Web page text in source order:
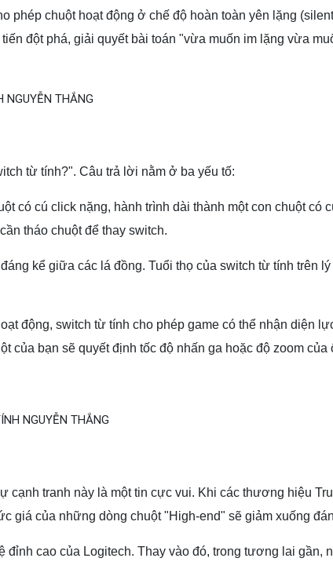
phép chuột hoạt động ở chế độ hoàn toàn yên lặng
đột phá, giải quyết bài toán "vừa muốn im lặng vừa
từ tính?". Câu trả lời nằm ở ba yếu tố:
có cú click nặng, hành trình dài thành một con chuột có
tháo chuột để thay switch.
kể giữa các lá đồng. Tuổi thọ của switch từ tính trên
động, switch từ tính cho phép game có thể nhận diện
bạn sẽ quyết định tốc độ nhấn ga hoặc độ zoom của
tranh này là một tin cực vui. Khi các thương hiệu
giá của những dòng chuột "High-end" sẽ giảm xuống
cao của Logitech. Thay vào đó, trong tương lai gần,